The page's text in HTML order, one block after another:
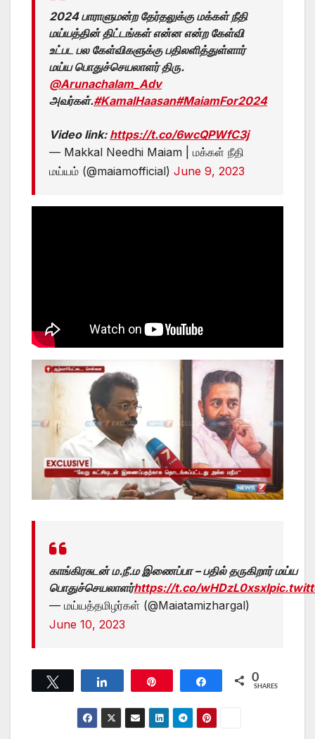
2024 பாராளுமன்ற தேர்தலுக்கு மக்கள் நீதி
மய்யத்தின் திட்டங்கள் என்ன என்ற கேள்வி
உட்பட பல கேள்விகளுக்கு பதிலளித்துள்ளார்
மய்ய பொதுச்செயலாளர் திரு.
@Arunachalam_Adv
அவர்கள்.#KamalHaasan#MaiamFor2024
Video link: https://t.co/6wcQPWfC3j
— Makkal Needhi Maiam | மக்கள் நீதி
மய்யம் (@maiamofficial) June 9, 2023
காங்கிரசுடன் ம.நீ.ம இணைப்பா – பதில் தருகிறார் மய்ய
பொதுச்செயலாளர்https://t.co/wHDzL0xsxI
— மய்யத்தமிழர்கள் (@Maiatamizhargal)
June 10, 2023
Share 0
SHARES